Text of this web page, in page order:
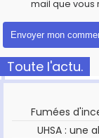
mail que vous
Toute l'actu.
Fumées
UHSA : une